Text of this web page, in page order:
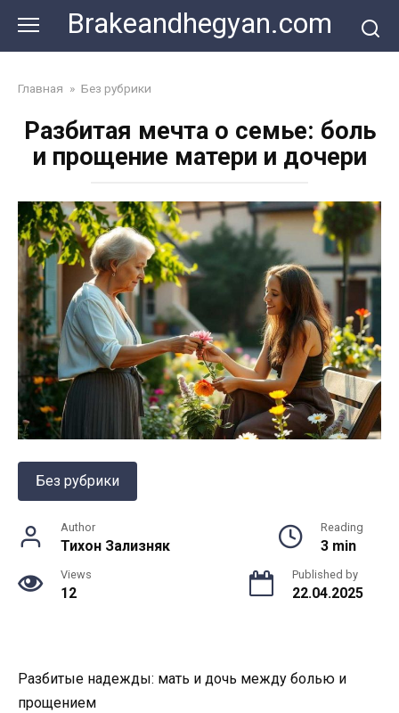
content
Brakeandhegyan.com
Главная » Без рубрики
Разбитая мечта о семье: боль
и прощение матери и дочери
Без рубрики
Author
Тихон Зализняк
Reading
3 min
Views
12
Published by
22.04.2025
Разбитые надежды: мать и дочь между болью и
прощением